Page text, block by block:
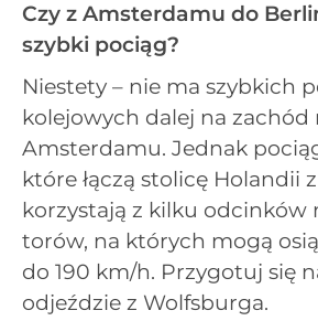
Czy z Amsterdamu do
szybki pociąg?
Niestety – nie ma szybkich
kolejowych dalej na zachód
Amsterdamu. Jednak
które łączą stolicę Holandii
korzystają z kilku odcinków
torów, na których mogą
do 190 km/h. Przygotuj się
odjeździe z Wolfsburga.